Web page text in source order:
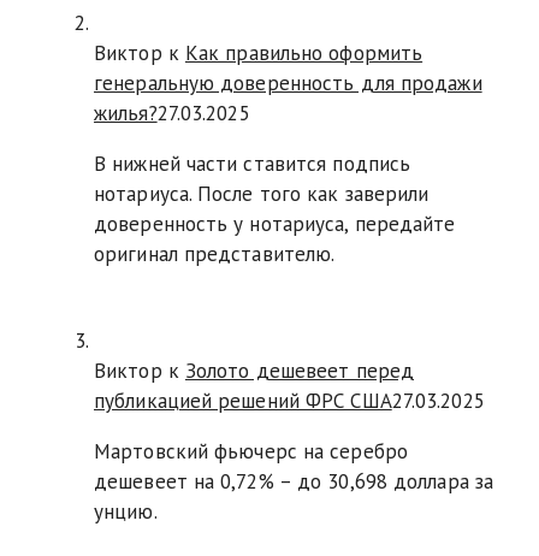
Виктор к Как правильно оформить
генеральную доверенность для продажи
жилья?27.03.2025
В нижней части ставится подпись
нотариуса. После того как заверили
доверенность у нотариуса, передайте
оригинал представителю.
Виктор к Золото дешевеет перед
публикацией решений ФРС США27.03.2025
Мартовский фьючерс на серебро
дешевеет на 0,72% – до 30,698 доллара за
унцию.